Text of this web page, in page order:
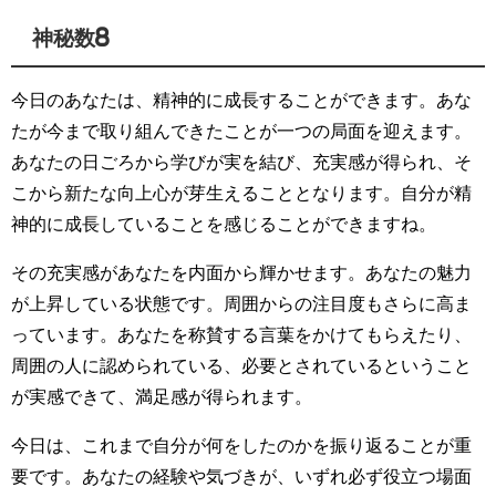
神秘数8
今日のあなたは、精神的に成長することができます。あな
たが今まで取り組んできたことが一つの局面を迎えます。
あなたの日ごろから学びが実を結び、充実感が得られ、そ
こから新たな向上心が芽生えることとなります。自分が精
神的に成長していることを感じることができますね。
その充実感があなたを内面から輝かせます。あなたの魅力
が上昇している状態です。周囲からの注目度もさらに高ま
っています。あなたを称賛する言葉をかけてもらえたり、
周囲の人に認められている、必要とされているということ
が実感できて、満足感が得られます。
今日は、これまで自分が何をしたのかを振り返ることが重
要です。あなたの経験や気づきが、いずれ必ず役立つ場面